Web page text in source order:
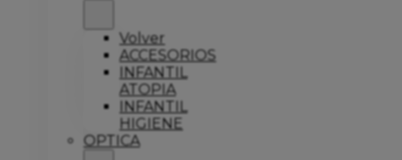
Volver
ACCESORIOS
INFANTIL
ATOPIA
INFANTIL
HIGIENE
OPTICA